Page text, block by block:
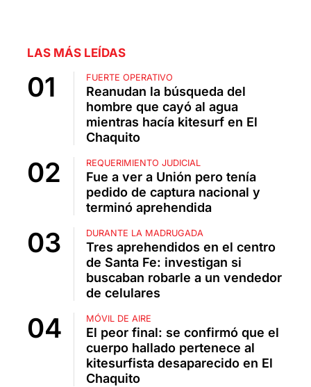
LAS MÁS LEÍDAS
FUERTE OPERATIVO
Reanudan la búsqueda del
hombre que cayó al agua
mientras hacía kitesurf en El
Chaquito
REQUERIMIENTO JUDICIAL
Fue a ver a Unión pero tenía
pedido de captura nacional y
terminó aprehendida
DURANTE LA MADRUGADA
Tres aprehendidos en el centro
de Santa Fe: investigan si
buscaban robarle a un vendedor
de celulares
MÓVIL DE AIRE
El peor final: se confirmó que el
cuerpo hallado pertenece al
kitesurfista desaparecido en El
Chaquito